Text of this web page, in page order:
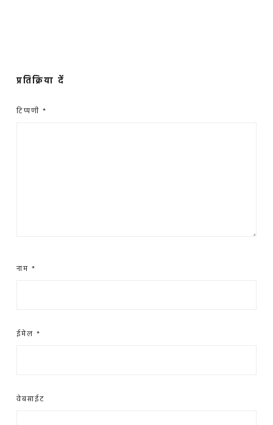
प्रतिक्रिया दें
टिप्पणी *
नाम *
ईमेल *
वेबसाईट